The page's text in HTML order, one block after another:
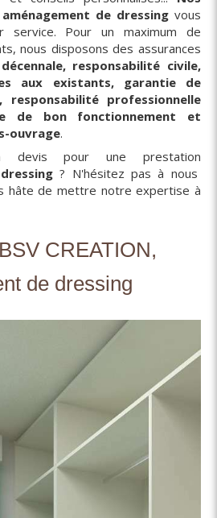
de dressing vous
service. Pour un maximum de
nous disposons des assurances
responsabilité civile,
aux existants, garantie de
responsabilité professionnelle
de bon fonctionnement et
ouvrage.
devis pour une prestation
? N'hésitez pas à nous
hâte de mettre notre expertise à
CREATION,
de dressing